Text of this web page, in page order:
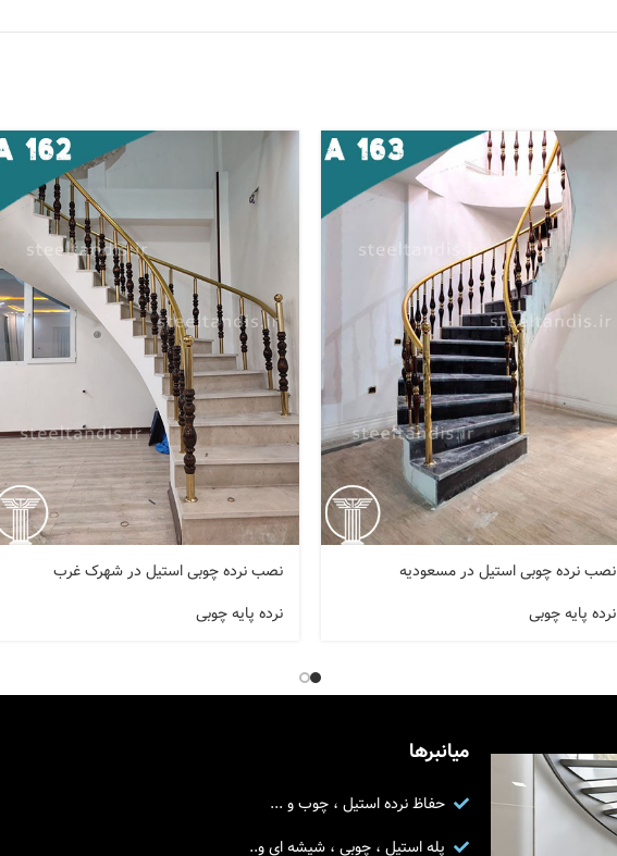
نصب نرده چوبی استیل در مسعودیه
نرده پایه چوبی
نصب نرده چوبی استیل در شهرک غرب
نرده پایه چوبی
میانبرها
حفاظ نرده استیل ، چوب و ...
پله استیل ، چوبی ، شیشه ای و..